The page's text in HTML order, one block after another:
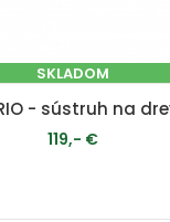
SKLADOM
- sústruh na
119,- €